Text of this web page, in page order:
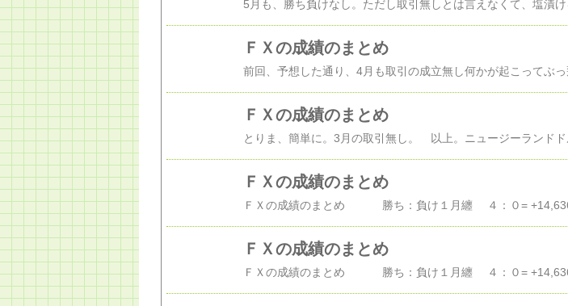
ＦＸの成績のまとめ
ＦＸの成績のまとめ
ＦＸの成績のまとめ
ＦＸの成績のまとめ